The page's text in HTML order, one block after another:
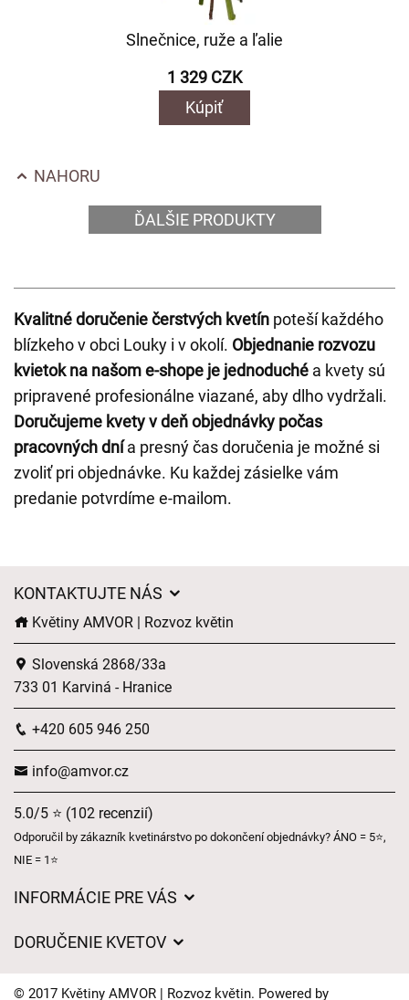
Slnečnice, ruže a ľalie
1 329 CZK
Kúpiť
NAHORU
ĎALŠIE PRODUKTY
Kvalitné doručenie čerstvých kvetín poteší každého
blízkeho v obci Louky i v okolí. Objednanie rozvozu
kvietok na našom e-shope je jednoduché a kvety sú
pripravené profesionálne viazané, aby dlho vydržali.
Doručujeme kvety v deň objednávky počas
pracovných dnía presný čas doručenia je možné si
zvoliť pri objednávke. Ku každej zásielke vám
predanie potvrdíme e-mailom.
KONTAKTUJTE NÁS
Květiny AMVOR | Rozvoz květin
Slovenská 2868/33a
733 01 Karviná - Hranice
+420 605 946 250
info@amvor.cz
5.0/5 ⭐ (102 recenzií)
Odporučil by zákazník kvetinárstvo po dokončení objednávky? ÁNO = 5⭐,
NIE = 1⭐
INFORMÁCIE PRE VÁS
Časy doručenia kvetov – prehľad možností
DORUČENIE KVETOV
© 2017 Květiny AMVOR | Rozvoz květin. Powered by